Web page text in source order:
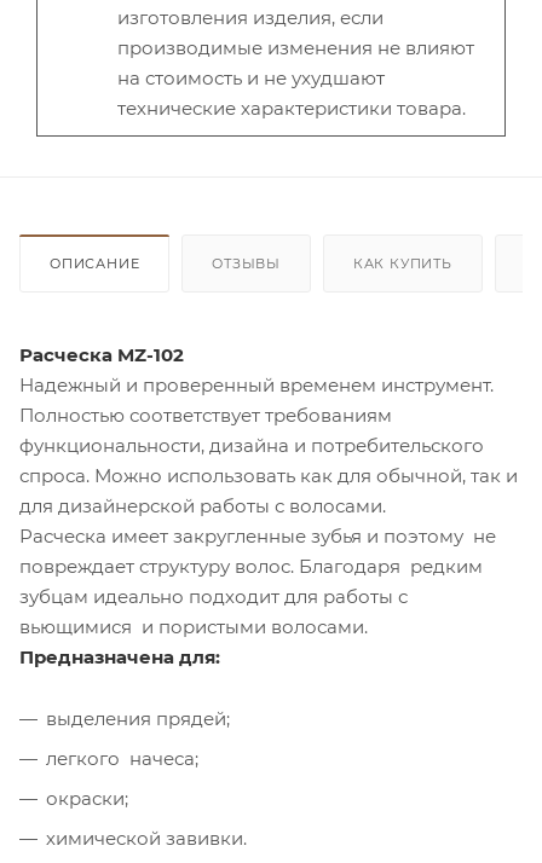
изготовления изделия, если
производимые изменения не влияют
на стоимость и не ухудшают
технические характеристики товара.
ОПИСАНИЕ ОТЗЫВЫ КАК КУПИТЬ
Расческа MZ-102
Надежный и проверенный временем инструмент.
Полностью соответствует требованиям
функциональности, дизайна и потребительского
спроса. Можно использовать как для обычной, так и
для дизайнерской работы с волосами.
Расческа имеет закругленные зубья и поэтому не
повреждает структуру волос. Благодаря редким
зубцам идеально подходит для работы с
вьющимися и пористыми волосами.
Предназначена для:
выделения прядей;
легкого начеса;
окраски;
химической завивки.